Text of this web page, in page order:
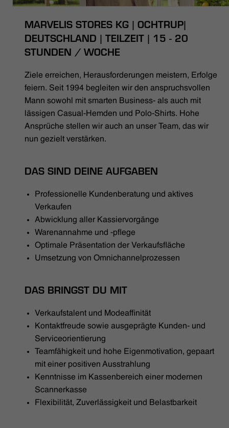
STELLENANGEBOTE
NACHHALTIGKEIT
HÄNDLERSUCHE
MARVELIS STORES KG | OCHTRUP|
DEUTSCHLAND | TEILZEIT | 15 - 20
STUNDEN / WOCHE
Ziele erreichen, Herausforderungen meistern, Erfolge
feiern. Seit 1994 begleiten wir den anspruchsvollen
Mann sowohl mit smarten Business- als auch mit
lässigen Casual-Hemden und Polo-Shirts. Hohe
Ansprüche stellen wir auch an unser Team, das wir
nun gezielt verstärken.
DAS SIND DEINE AUFGABEN
Professionelle Kundenberatung und aktives
Verkaufen
Abwicklung aller Kassiervorgänge
Warenannahme und -pflege
Optimale Präsentation der Verkaufsfläche
Umsetzung von Omnichannelprozessen
DAS BRINGST DU MIT
Verkaufstalent und Modeaffinität
Kontaktfreude sowie ausgeprägte Kunden- und
Serviceorientierung
Teamfähigkeit und hohe Eigenmotivation, gepaart
mit einer positiven Ausstrahlung
Kenntnisse im Kassenbereich einer modernen
Scannerkasse
Flexibilität, Zuverlässigkeit und Belastbarkeit